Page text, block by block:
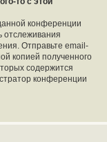
конференции
отслеживания
Отправьте email-
копией полученного
содержится
конференции